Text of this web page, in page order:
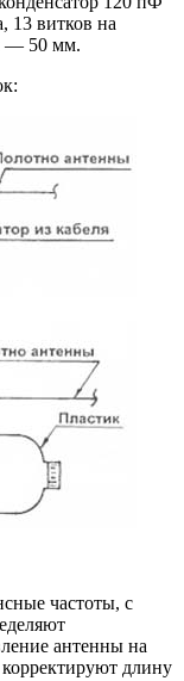
13 витков на
— 50 мм.
частоты, с
антенны на
длину